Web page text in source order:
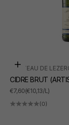
In den
CHÂTEAU DE
CIDRE BRUT
ANGEBOT
€7,60(€10,13/L)
(0)